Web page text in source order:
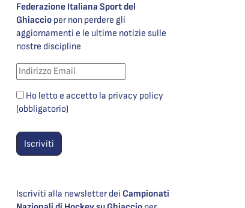
Federazione Italiana Sport del
Ghiaccio per non perdere gli
aggiornamenti e le ultime notizie sulle
nostre discipline
Ho letto e accetto la privacy policy
(obbligatorio)
Iscriviti alla newsletter dei Campionati